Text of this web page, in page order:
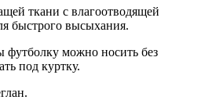
ткани с влагоотводящей
быстрого высыхания.
футболку можно носить без
под куртку.